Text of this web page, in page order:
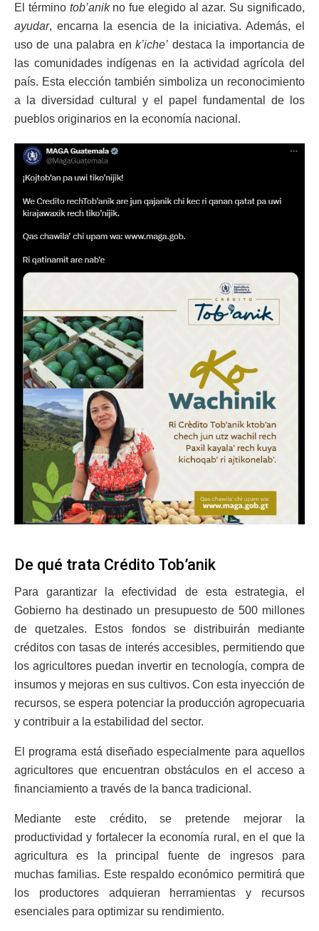
El término tob’anikno fue elegido al azar. Su significado,
ayudar, encarna la esencia de la iniciativa. Además, el
uso de una palabra enk’iche’ destaca la importancia de
las comunidades indígenas en la actividad agrícola del
país. Esta elección también simboliza un reconocimiento
a la diversidad cultural y el papel fundamental de los
pueblos originarios en la economía nacional.
De qué trata Crédito Tob’anik
Para garantizar la efectividad de esta estrategia, el
Gobierno ha destinado un presupuesto de 500 millones
de quetzales. Estos fondos se distribuirán mediante
créditos con tasas de interés accesibles, permitiendo que
los agricultores puedan invertir en tecnología, compra de
insumos y mejoras en sus cultivos. Con esta inyección de
recursos, se espera potenciar la producción agropecuaria
y contribuir a la estabilidad del sector.
El programa está diseñado especialmente para aquellos
agricultores que encuentran obstáculos en el acceso a
financiamiento a través de la banca tradicional.
Mediante este crédito, se pretende mejorar la
productividad y fortalecer la economía rural, en el que la
agricultura es la principal fuente de ingresos para
muchas familias. Este respaldo económico permitirá que
los productores adquieran herramientas y recursos
esenciales para optimizar su rendimiento.